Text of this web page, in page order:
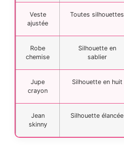
Veste
ajustée
Toutes silhouettes
Robe
chemise
Silhouette en
sablier
Jupe
crayon
Silhouette en huit
Jean
skinny
Silhouette élancée